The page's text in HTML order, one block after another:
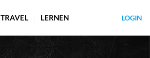
TRAVEL LERNEN LOGIN